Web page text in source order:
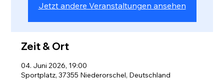
Jetzt andere Veranstaltungen ansehen
Zeit & Ort
04. Juni 2026, 19:00
Sportplatz, 37355 Niederorschel, Deutschland